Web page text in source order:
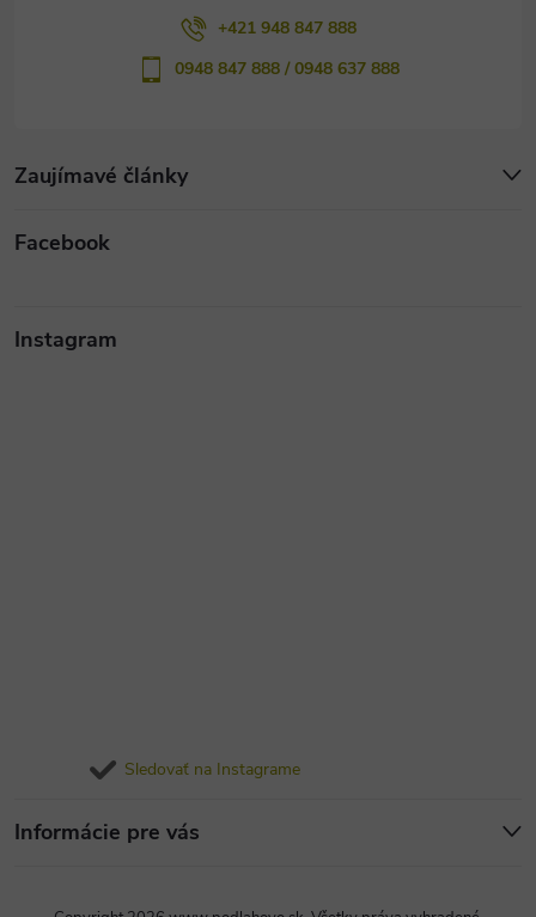
Zaujímavé články
+421 948 847 888
0948 847 888 / 0948 637 888
Facebook
Instagram
Sledovať na Instagrame
Informácie pre vás